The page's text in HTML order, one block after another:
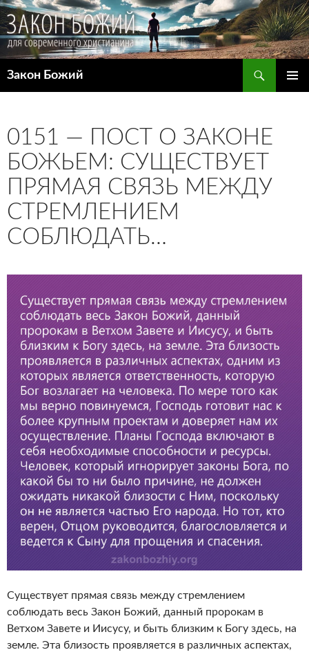
Закон Божий
0151 — ПОСТ О ЗАКОНЕ
БОЖЬЕМ: СУЩЕСТВУЕТ
ПРЯМАЯ СВЯЗЬ МЕЖДУ
СТРЕМЛЕНИЕМ
СОБЛЮДАТЬ…
Существует прямая связь между стремлением
соблюдать весь Закон Божий, данный пророкам в
Ветхом Завете и Иисусу, и быть близким к Богу здесь, на
земле. Эта близость проявляется в различных аспектах,